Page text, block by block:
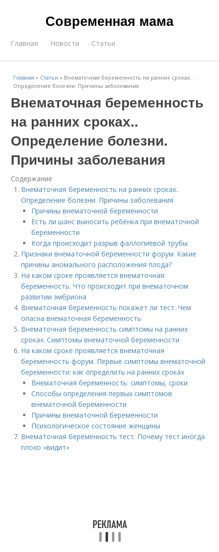
Современная мама
Главная Новости Статьи
Главная » Статьи » Внематочная беременность на ранних сроках..
Определение болезни. Причины заболевания
Внематочная беременность
на ранних сроках..
Определение болезни.
Причины заболевания
Содержание
Внематочная беременность на ранних сроках..
Определение болезни. Причины заболевания
Причины внематочной беременности
Есть ли шанс выносить ребёнка при внематочной
беременности
Когда происходит разрыв фаллопиевой трубы
Признаки внематочной беременности форум. Какие
причины аномального расположения плода?
На каком сроке проявляется внематочная
беременность. Что происходит при внематочном
развитии эмбриона
Внематочная беременность покажет ли тест. Чем
опасна внематочная беременность
Внематочная беременность симптомы на ранних
сроках. Симптомы внематочной беременности
На каком сроке проявляется внематочная
беременность форум. Первые симптомы внематочной
беременности: как определить на ранних сроках
Внематочная беременность: симптомы, сроки
Способы определения первых симптомов
внематочной беременности
Причины внематочной беременности
Психологическое состояние женщины
Внематочная беременность тест. Почему тест иногда
плохо «видит»